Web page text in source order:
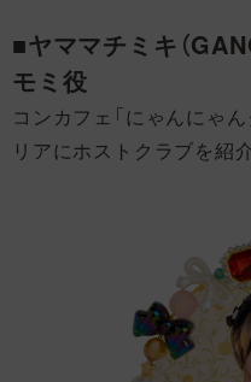
■ヤママチミキ（
モミ役
コンカフェ「にゃんにゃ
リアにホストクラブを紹介